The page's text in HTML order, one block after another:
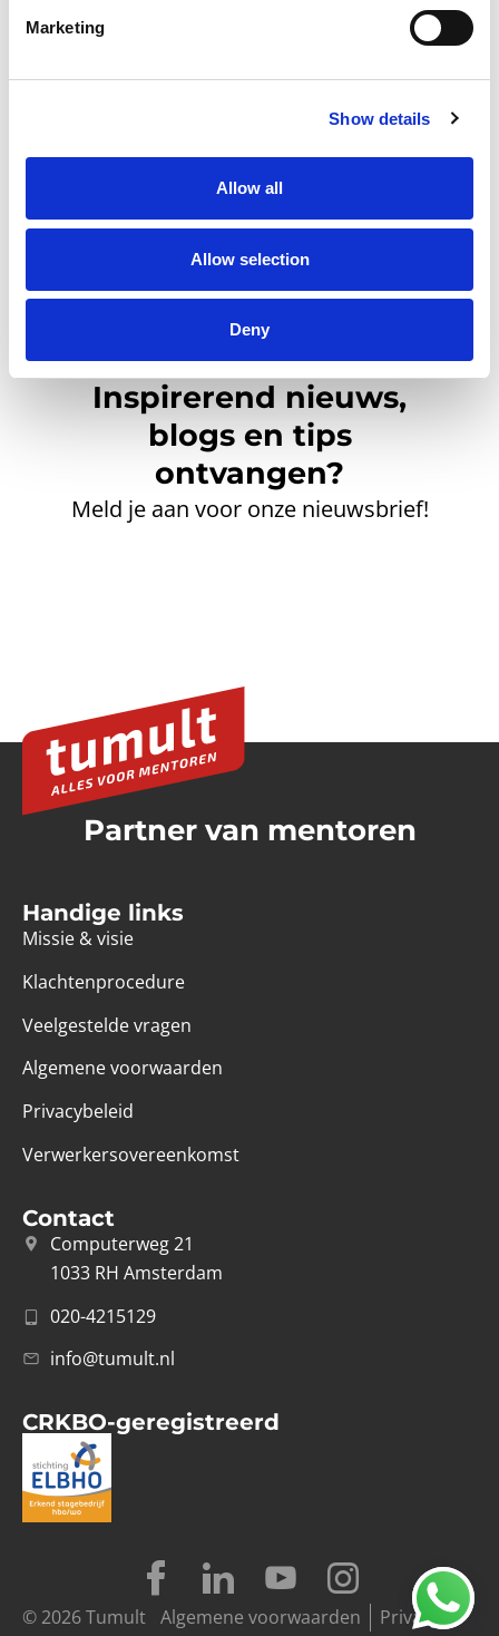
Marketing
Show details
Allow all
Allow selection
Deny
Heb je geen Entree account?
Klik hier om een gratis
account aan te maken.
Inspirerend nieuws,
blogs en tips
ontvangen?
Meld je aan voor onze nieuwsbrief!
Partner van mentoren
Handige links
Missie & visie
Klachtenprocedure
Veelgestelde vragen
Algemene voorwaarden
Privacybeleid
Verwerkersovereenkomst
Contact
Computerweg 21
1033 RH Amsterdam
020-4215129
info@tumult.nl
CRKBO-geregistreerd
© 2026 Tumult Algemene voorwaarden Privacy